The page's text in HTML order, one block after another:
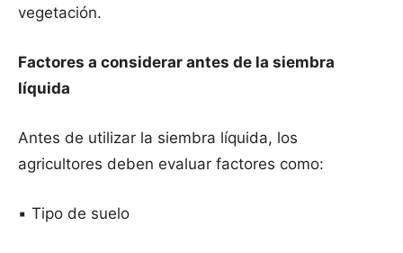
vegetación.
Factores a considerar antes de la siembra
líquida
Antes de utilizar la siembra líquida, los
agricultores deben evaluar factores como:
▪️ Tipo de suelo